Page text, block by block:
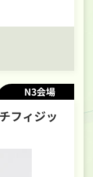
N3会場
フィジッ